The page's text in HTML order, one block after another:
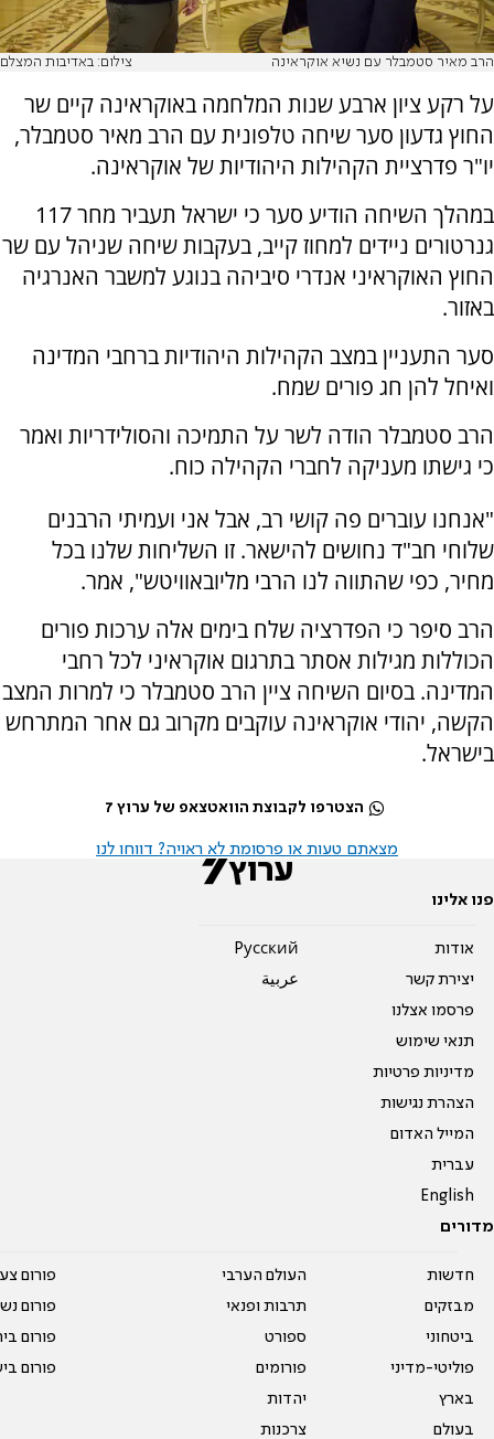
הרב מאיר סטמבלר עם נשיא אוקראינה צילום: באדיבות המצלם
על רקע ציון ארבע שנות המלחמה באוקראינה קיים שר
החוץ גדעון סער שיחה טלפונית עם הרב מאיר סטמבלר,
יו"ר פדרציית הקהילות היהודיות של אוקראינה.
במהלך השיחה הודיע סער כי ישראל תעביר מחר 117
גנרטורים ניידים למחוז קייב, בעקבות שיחה שניהל עם שר
החוץ האוקראיני אנדרי סיביהה בנוגע למשבר האנרגיה
באזור.
סער התעניין במצב הקהילות היהודיות ברחבי המדינה
ואיחל להן חג פורים שמח.
הרב סטמבלר הודה לשר על התמיכה והסולידריות ואמר
כי גישתו מעניקה לחברי הקהילה כוח.
"אנחנו עוברים פה קושי רב, אבל אני ועמיתי הרבנים
שלוחי חב"ד נחושים להישאר. זו השליחות שלנו בכל
מחיר, כפי שהתווה לנו הרבי מליובאוויטש", אמר.
הרב סיפר כי הפדרציה שלח בימים אלה ערכות פורים
הכוללות מגילות אסתר בתרגום אוקראיני לכל רחבי
המדינה. בסיום השיחה ציין הרב סטמבלר כי למרות המצב
הקשה, יהודי אוקראינה עוקבים מקרוב גם אחר המתרחש
בישראל.
הצטרפו לקבוצת הוואטצאפ של ערוץ 7
מצאתם טעות או פרסומת לא ראויה? דווחו לנו
פנו אלינו
אודות
יצירת קשר
פרסמו אצלנו
תנאי שימוש
מדיניות פרטיות
הצהרת נגישות
המייל האדום
עברית
English
Pусский
عربية
מדורים
חדשות
מבזקים
ביטחוני
פוליטי-מדיני
בארץ
בעולם
העולם הערבי
תרבות ופנאי
ספורט
פורומים
יהדות
צרכנות
פורום
פורום
פורום
פורום